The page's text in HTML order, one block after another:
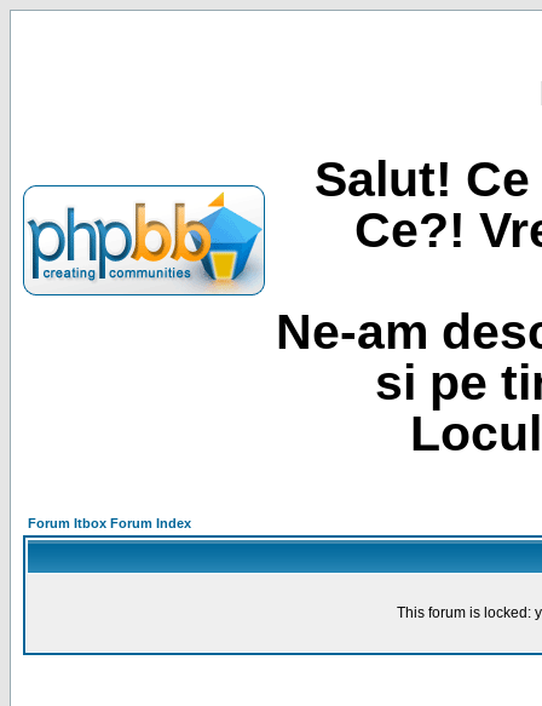
Salut!
Ce?!
Ne-am
si pe
Forum Itbox Forum Index
This forum is locked: